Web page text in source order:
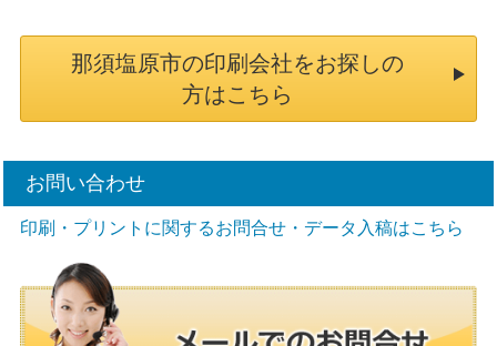
那須塩原市の印刷会社をお探しの
方はこちら
お問い合わせ
印刷・プリントに関するお問合せ・データ入稿はこちら